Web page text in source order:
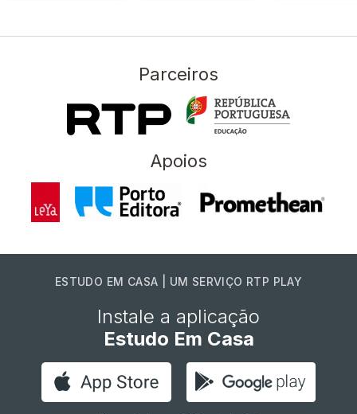
Parceiros
Apoios
ESTUDO EM CASA | UM SERVIÇO RTP PLAY
Instale a aplicação
Estudo Em Casa